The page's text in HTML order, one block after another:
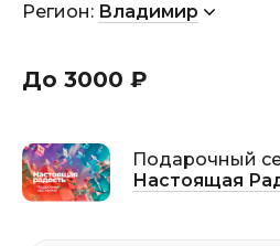
Регион: Владимир
До 3000 ₽
Подарочный
Настоящая